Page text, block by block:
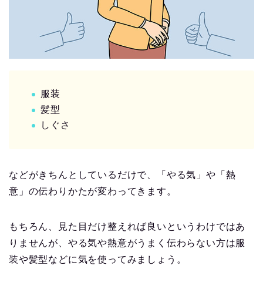
服装
髪型
しぐさ
などがきちんとしているだけで、「やる気」や「熱
意」の伝わりかたが変わってきます。
もちろん、見た目だけ整えれば良いというわけではあ
りませんが、やる気や熱意がうまく伝わらない方は服
装や髪型などに気を使ってみましょう。